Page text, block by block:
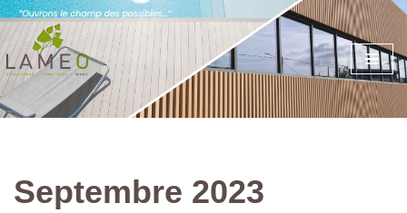
Aller
au
contenu
Septembre 2023